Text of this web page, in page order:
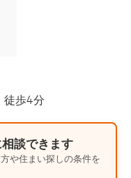
徒歩4分
談できます
や住まい探しの条件を